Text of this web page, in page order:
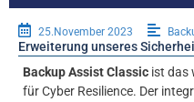
25.November 2023
Erweiterung unseres
Backup Assist Classic ist das
für Cyber Resilience. Der